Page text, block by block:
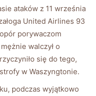
ataków ​z 11 ‌września
United‌ Airlines 93​
porywaczom
walczył o
się do ⁤tego,
w Waszyngtonie.
podczas wyjątkowo